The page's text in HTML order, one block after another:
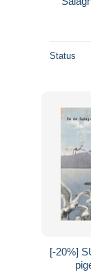
Status
[-20%]